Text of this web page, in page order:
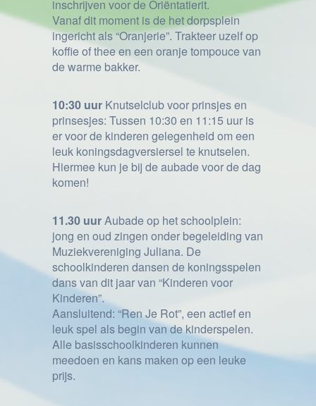
inschrijven voor de Oriëntatierit.
Vanaf dit moment is de het dorpsplein
ingericht als “Oranjerie”. Trakteer uzelf op
koffie of thee en een oranje tompouce van
de warme bakker.
10:30 uur Knutselclub voor prinsjes en
prinsesjes: Tussen 10:30 en 11:15 uur is
er voor de kinderen gelegenheid om een
leuk koningsdagversiersel te knutselen.
Hiermee kun je bij de aubade voor de dag
komen!
11.30 uurAubade op het schoolplein:
jong en oud zingen onder begeleiding van
Muziekvereniging Juliana. De
schoolkinderen dansen de koningsspelen
dans van dit jaar van “Kinderen voor
Kinderen”.
Aansluitend: “Ren Je Rot”, een actief en
leuk spel als begin van de kinderspelen.
Alle basisschoolkinderen kunnen
meedoen en kans maken op een leuke
prijs.